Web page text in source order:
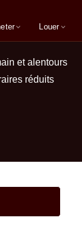
Louer
et alentours
réduits